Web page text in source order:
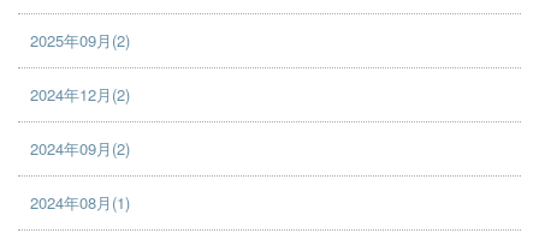
2025年09月(2)
2024年12月(2)
2024年09月(2)
2024年08月(1)